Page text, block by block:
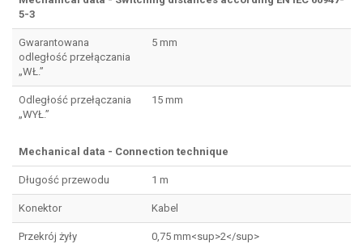
5-3
Gwarantowana
odległość przełączania
„WŁ.”
5 mm
Odległość przełączania
„WYŁ.”
15 mm
Mechanical data - Connection technique
Długość przewodu 1 m
Konektor Kabel
Przekrój żyły 0,75 mm<sup>2</sup>